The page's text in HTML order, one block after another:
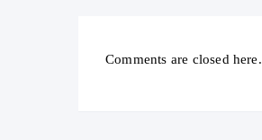
Comments are closed here.